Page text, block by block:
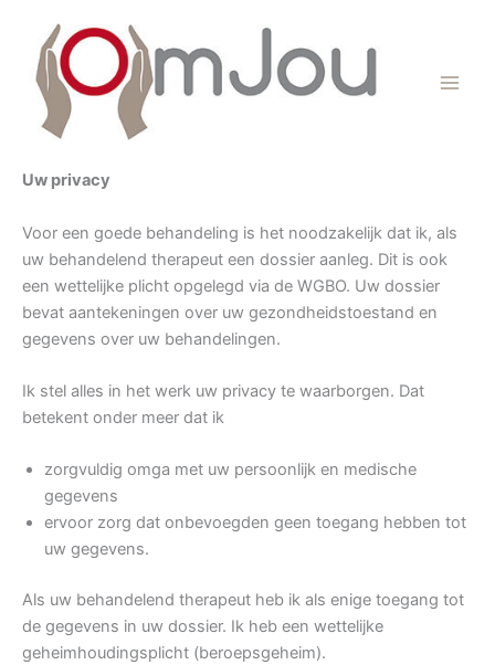
inhoud
Uw privacy
Voor een goede behandeling is het noodzakelijk dat ik, als
uw behandelend therapeut een dossier aanleg. Dit is ook
een wettelijke plicht opgelegd via de WGBO. Uw dossier
bevat aantekeningen over uw gezondheidstoestand en
gegevens over uw behandelingen.
Ik stel alles in het werk uw privacy te waarborgen. Dat
betekent onder meer dat ik
zorgvuldig omga met uw persoonlijk en medische
gegevens
ervoor zorg dat onbevoegden geen toegang hebben tot
uw gegevens.
Als uw behandelend therapeut heb ik als enige toegang tot
de gegevens in uw dossier. Ik heb een wettelijke
geheimhoudingsplicht (beroepsgeheim).